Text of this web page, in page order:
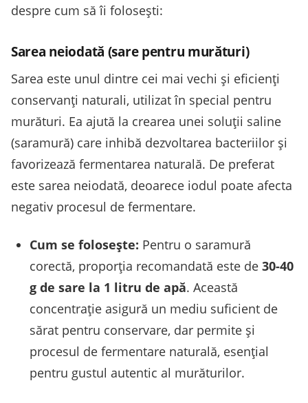
despre cum să îi folosești:
Sarea neiodată (sare pentru murături)
Sarea este unul dintre cei mai vechi și eficienți
conservanți naturali, utilizat în special pentru
murături. Ea ajută la crearea unei soluții saline
(saramură) care inhibă dezvoltarea bacteriilor și
favorizează fermentarea naturală. De preferat
este sarea neiodată, deoarece iodul poate afecta
negativ procesul de fermentare.
Cum se folosește: Pentru o saramură
corectă, proporția recomandată este de 30-40
g de sare la 1 litru de apă. Această
concentrație asigură un mediu suficient de
sărat pentru conservare, dar permite și
procesul de fermentare naturală, esențial
pentru gustul autentic al murăturilor.